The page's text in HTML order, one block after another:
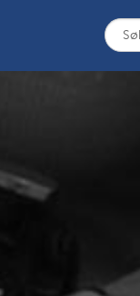
Søk
etter: